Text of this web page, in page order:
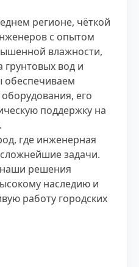
регионе, чёткой
с опытом
влажности,
вод и
обеспечиваем
его
поддержку на
где инженерная
задачи.
решения
наследию и
работу городских